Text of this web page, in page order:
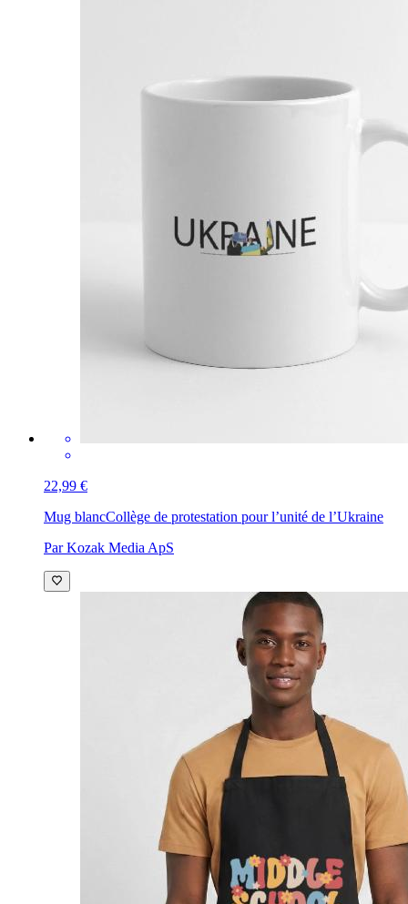
22,99 €
Mug blancCollège de protestation pour l’unité de l’Ukraine
Par Kozak Media ApS